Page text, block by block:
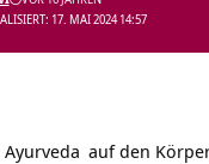
17. MAI 2024 14:57
Ayurveda auf den